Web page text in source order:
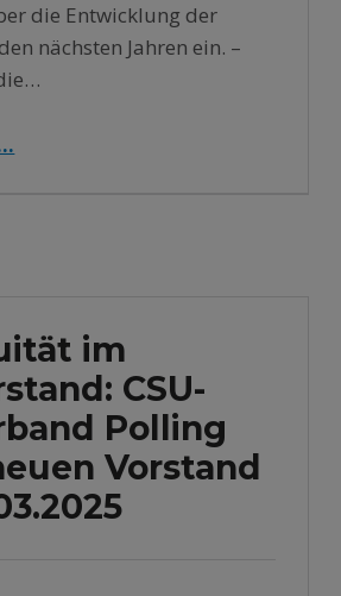
die Entwicklung der
nächsten Jahren ein. –
im
CSU-
Polling
Vorstand